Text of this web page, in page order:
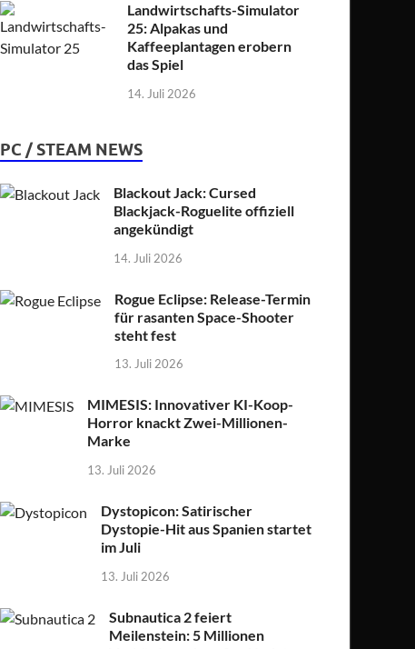
Landwirtschafts-Simulator
25: Alpakas und
Kaffeeplantagen erobern
das Spiel
14. Juli 2026
PC / STEAM NEWS
Blackout Jack: Cursed
Blackjack-Roguelite offiziell
angekündigt
14. Juli 2026
Rogue Eclipse: Release-Termin
für rasanten Space-Shooter
steht fest
13. Juli 2026
MIMESIS: Innovativer KI-Koop-
Horror knackt Zwei-Millionen-
Marke
13. Juli 2026
Dystopicon: Satirischer
Dystopie-Hit aus Spanien startet
im Juli
13. Juli 2026
Subnautica 2 feiert
Meilenstein: 5 Millionen